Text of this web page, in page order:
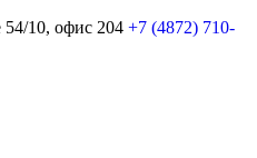
54/10, офис 204 +7 (4872) 710-